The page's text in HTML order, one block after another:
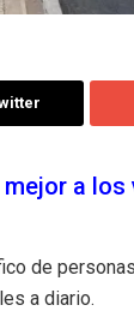
a
de
a diario.